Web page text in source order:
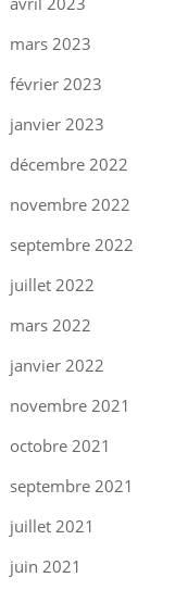
mars 2023
février 2023
janvier 2023
décembre 2022
novembre 2022
septembre 2022
juillet 2022
mars 2022
janvier 2022
novembre 2021
octobre 2021
septembre 2021
juillet 2021
juin 2021